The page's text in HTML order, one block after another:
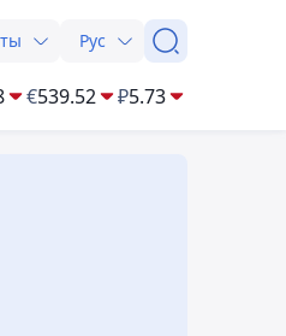
Рус
€539.52 ₽5.73